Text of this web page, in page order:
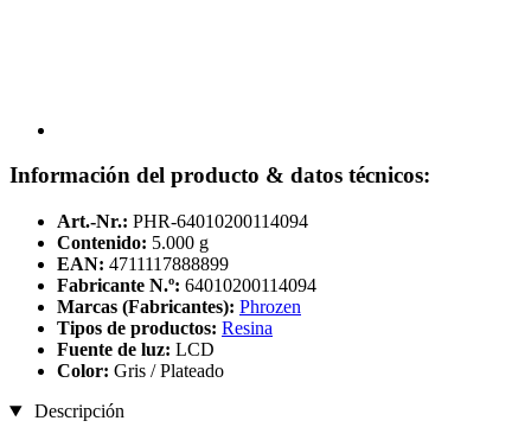
Información del producto & datos técnicos:
Art.-Nr.: PHR-64010200114094
Contenido: 5.000 g
EAN: 4711117888899
Fabricante N.º: 64010200114094
Marcas (Fabricantes): Phrozen
Tipos de productos: Resina
Fuente de luz: LCD
Color: Gris / Plateado
Descripción